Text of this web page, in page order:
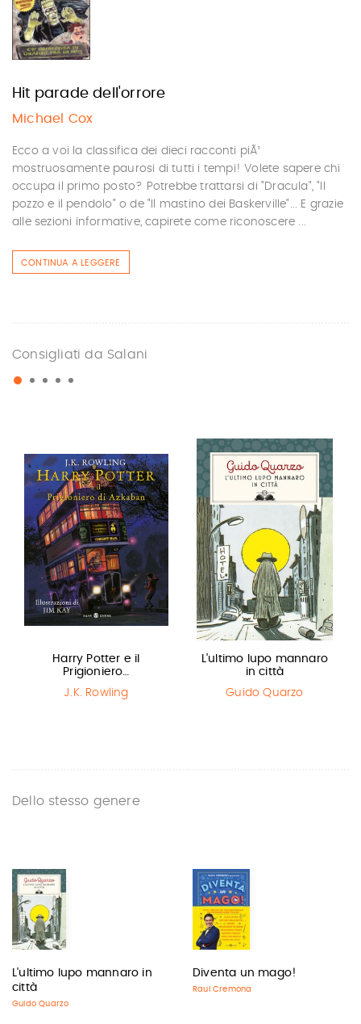
Hit parade dell'orrore
Michael Cox
Ecco a voi la classifica dei dieci racconti piÃ¹
mostruosamente paurosi di tutti i tempi! Volete sapere chi
occupa il primo posto? Potrebbe trattarsi di "Dracula", "Il
pozzo e il pendolo" o de "Il mastino dei Baskerville"... E grazie
alle sezioni informative, capirete come riconoscere ...
CONTINUA A LEGGERE
Consigliati da Salani
Harry Potter e il
Prigioniero…
J.K. Rowling
L'ultimo lupo mannaro
in città
Guido Quarzo
Dello stesso genere
L'ultimo lupo mannaro in
città
Guido Quarzo
Diventa un mago!
Raul Cremona